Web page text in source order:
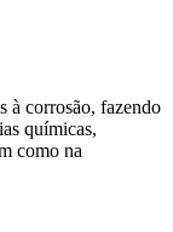
à corrosão, fazendo
químicas,
como na